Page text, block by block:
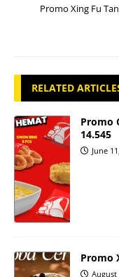
Promo Xing Fu
RELATED
Promo
14.545
June
Promo
August